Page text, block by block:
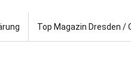
Top Magazin Dresden /